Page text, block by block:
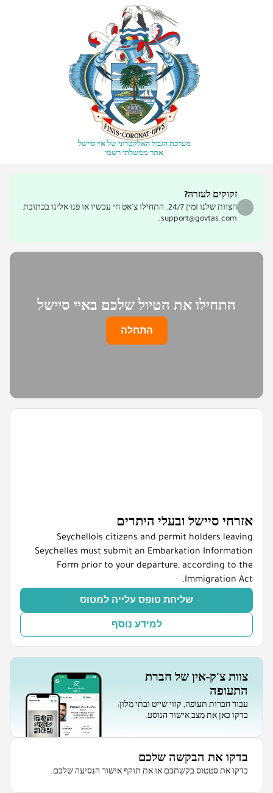
מערכת הגבול האלקטרוני של איי סיישל
אתר ממשלתי רשמי
זקוקים לעזרה?
הצוות שלנו זמין 24/7. התחילו צ'אט חי עכשיו או פנו אלינו בכתובת
support@govtas.com.
התחילו את הטיול שלכם באיי סיישל
התחלה
אזרחי סיישל ובעלי היתרים
Seychellois citizens and permit holders leaving
Seychelles must submit an Embarkation Information
Form prior to your departure, according to the
Immigration Act.
שליחת טופס עלייה למטוס
למידע נוסף
צוות צ'ק-אין של חברת
התעופה
עבור חברות תעופה, קווי שייט ובתי מלון:
בדקו כאן את מצב אישור הנוסע.
בדקו את הבקשה שלכם
בדקו את סטטוס בקשתכם או את תוקף אישור הנסיעה שלכם.